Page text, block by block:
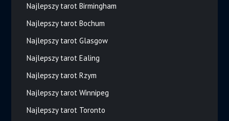
Najlepszy tarot Birmingham
Najlepszy tarot Bochum
Najlepszy tarot Glasgow
Najlepszy tarot Ealing
Najlepszy tarot Rzym
Najlepszy tarot Winnipeg
Najlepszy tarot Toronto